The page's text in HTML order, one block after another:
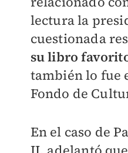
lectura la
cuestionada
su libro
también lo fue
Fondo de
En el caso de